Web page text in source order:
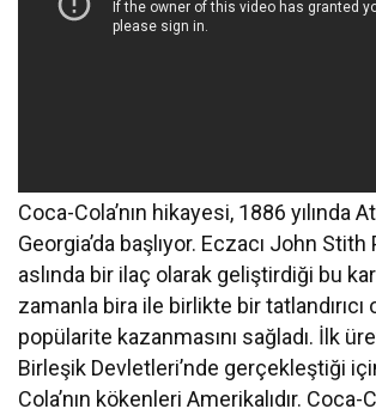
Coca-Cola’nın hikayesi, 1886 yılında
Georgia’da başlıyor. Eczacı John
aslında bir ilaç olarak geliştirdiği bu
zamanla bira ile birlikte bir tatlandırıcı
popülarite kazanmasını sağladı. İlk
Birleşik Devletleri’nde gerçekleştiği
Cola’nın kökenleri Amerikalıdır. Coca-